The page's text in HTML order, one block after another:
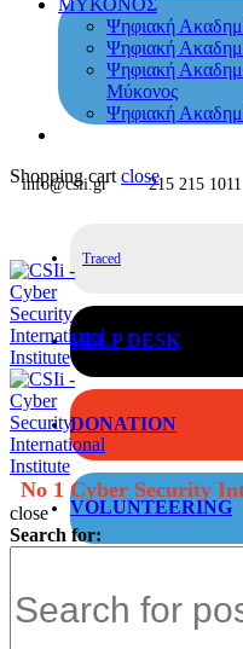
ΜΥΚΟΝΟΣ
Ψηφιακή
Ψηφιακή
Ψηφιακή
Μύκονος
Ψηφιακή
Shopping cart close
info@csii.gr 215 215 1011
Traced
HELP DESK
DONATION
VOLUNTEERING
No 1 Cyber Security
close
Search for: